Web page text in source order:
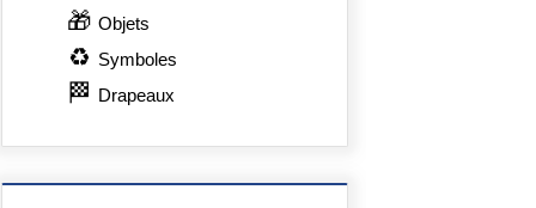
🎁 Objets
♻ Symboles
🏁 Drapeaux